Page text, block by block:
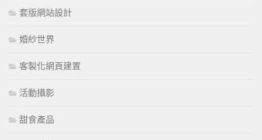
套版網站設計
婚紗世界
客製化網頁建置
活動攝影
甜食產品